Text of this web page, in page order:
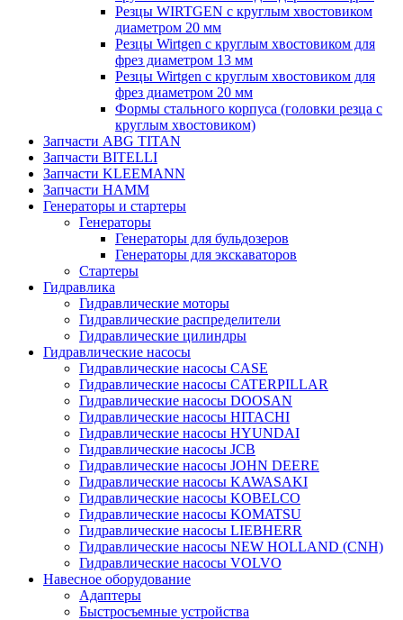
Резцы WIRTGEN с круглым хвостовиком
диаметром 20 мм
Резцы Wirtgen с круглым хвостовиком для
фрез диаметром 13 мм
Резцы Wirtgen с круглым хвостовиком для
фрез диаметром 20 мм
Формы стального корпуса (головки резца с
круглым хвостовиком)
Запчасти ABG TITAN
Запчасти BITELLI
Запчасти KLEEMANN
Запчасти HAMM
Генераторы и стартеры
Генераторы
Генераторы для бульдозеров
Генераторы для экскаваторов
Стартеры
Гидравлика
Гидравлические моторы
Гидравлические распределители
Гидравлические цилиндры
Гидравлические насосы
Гидравлические насосы CASE
Гидравлические насосы CATERPILLAR
Гидравлические насосы DOOSAN
Гидравлические насосы HITACHI
Гидравлические насосы HYUNDAI
Гидравлические насосы JCB
Гидравлические насосы JOHN DEERE
Гидравлические насосы KAWASAKI
Гидравлические насосы KOBELCO
Гидравлические насосы KOMATSU
Гидравлические насосы LIEBHERR
Гидравлические насосы NEW HOLLAND (CNH)
Гидравлические насосы VOLVO
Навесное оборудование
Адаптеры
Быстросъемные устройства